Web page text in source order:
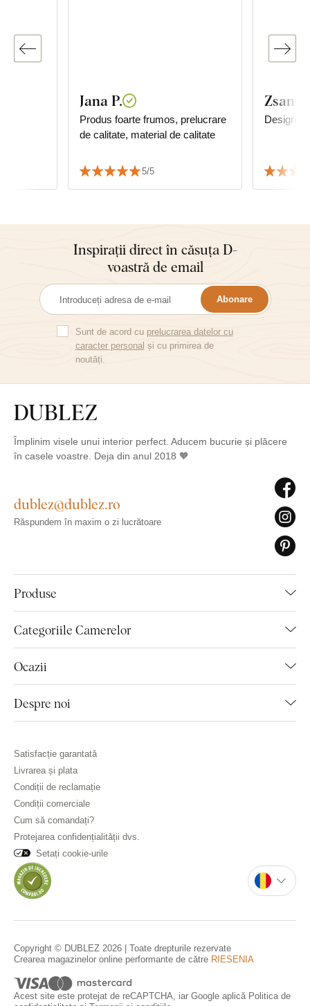
Jana P.
Produs foarte frumos, prelucrare
de calitate, material de calitate
5/5
Design
Inspirații direct în căsuța D-
voastră de email
Abonare
Sunt de acord cu prelucrarea datelor cu
caracter personal și cu primirea de
noutăți.
Împlinim visele unui interior perfect. Aducem bucurie și plăcere
în casele voastre. Deja din anul 2018 🧡
Produse
Categoriile Camerelor
Ocazii
Despre noi
dublez@dublez.ro
Răspundem în maxim o zi lucrătoare
Satisfacție garantată
Livrarea și plata
Condiții de reclamație
Condiții comerciale
Cum să comandați?
Protejarea confidențialității dvs.
Setați cookie-urile
Copyright © DUBLEZ 2026 | Toate drepturile rezervate
Crearea magazinelor online performante de către RIESENIA
Acest site este protejat de reCAPTCHA, iar Google aplică Politica de